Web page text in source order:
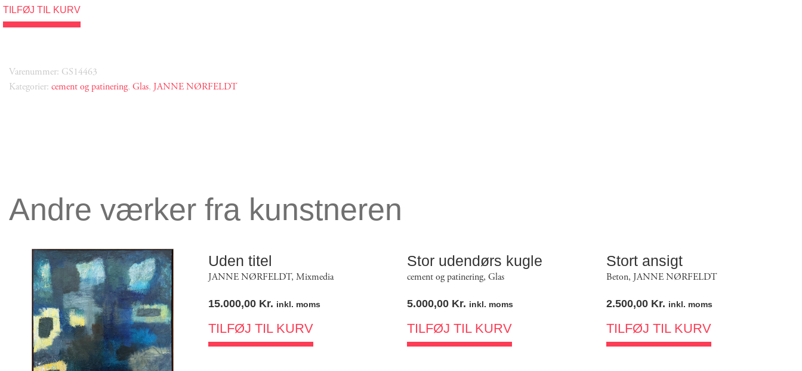
TILFØJ TIL KURV
Varenummer: GS14463
Kategorier: cement og patinering, Glas, JANNE NØRFELDT
Andre værker fra kunstneren
Uden titel
JANNE NØRFELDT, Mixmedia
15.000,00 Kr. inkl. moms
TILFØJ TIL KURV
Stor udendørs kugle
cement og patinering, Glas
5.000,00 Kr. inkl. moms
TILFØJ TIL KURV
Stort ansigt
Beton, JANNE NØRFELDT
2.500,00 Kr. inkl. moms
TILFØJ TIL KURV